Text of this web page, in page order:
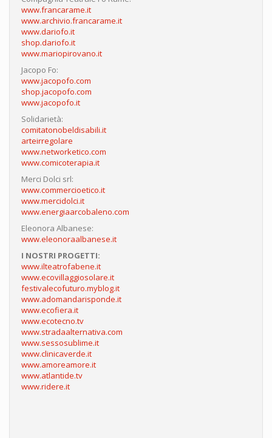
www.francarame.it
www.archivio.francarame.it
www.dariofo.it
shop.dariofo.it
www.mariopirovano.it
Jacopo Fo:
www.jacopofo.com
shop.jacopofo.com
www.jacopofo.it
Solidarietà:
comitatonobeldisabili.it
arteirregolare
www.networketico.com
www.comicoterapia.it
Merci Dolci srl:
www.commercioetico.it
www.mercidolci.it
www.energiaarcobaleno.com
Eleonora Albanese:
www.eleonoraalbanese.it
I NOSTRI PROGETTI:
www.ilteatrofabene.it
www.ecovillaggiosolare.it
festivalecofuturo.myblog.it
www.adomandarisponde.it
www.ecofiera.it
www.ecotecno.tv
www.stradaalternativa.com
www.sessosublime.it
www.clinicaverde.it
www.amoreamore.it
www.atlantide.tv
www.ridere.it